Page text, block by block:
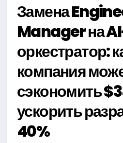
Замена
Manager на
оркестратор:
компания
сэкономить
ускорить
40%